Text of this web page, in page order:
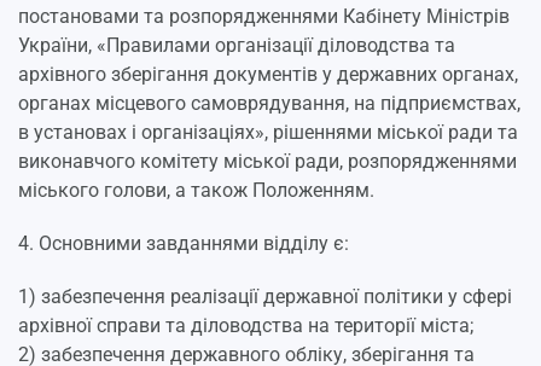
постановами та розпорядженнями Кабінету Міністрів
України, «Правилами організації діловодства та
архівного зберігання документів у державних органах,
органах місцевого самоврядування, на підприємствах,
в установах і організаціях», рішеннями міської ради та
виконавчого комітету міської ради, розпорядженнями
міського голови, а також Положенням.
4. Основними завданнями відділу є:
1) забезпечення реалізації державної політики у сфері
архівної справи та діловодства на території міста;
2) забезпечення державного обліку, зберігання та